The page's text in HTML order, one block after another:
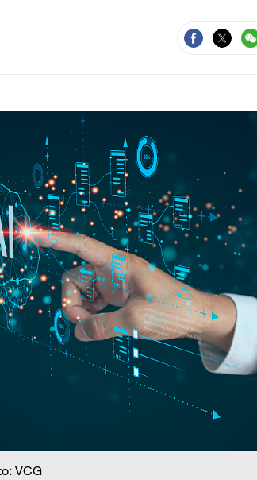
VCG